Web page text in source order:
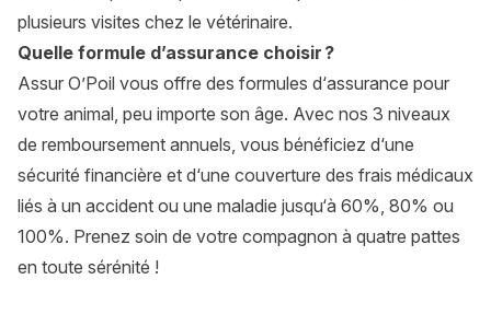
plusieurs visites chez le vétérinaire.
Quelle formule d’assurance choisir ?
Assur O’Poil vous offre des formules d‘assurance pour
votre animal, peu importe son âge. Avec nos 3 niveaux
de remboursement annuels, vous bénéficiez d‘une
sécurité financière et d‘une couverture des frais médicaux
liés à un accident ou une maladie jusqu‘à 60%, 80% ou
100%. Prenez soin de votre compagnon à quatre pattes
en toute sérénité !